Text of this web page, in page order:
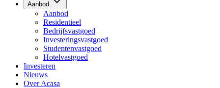
Aanbod
Aanbod
Residentieel
Bedrijfsvastgoed
Investeringsvastgoed
Studentenvastgoed
Hotelvastgoed
Investeren
Nieuws
Over Acasa